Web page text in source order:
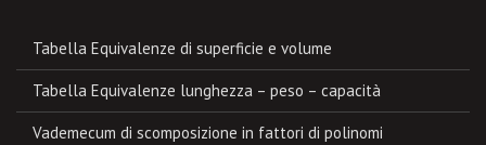
Tabella Equivalenze di superficie e volume
Tabella Equivalenze lunghezza – peso – capacità
Vademecum di scomposizione in fattori di polinomi